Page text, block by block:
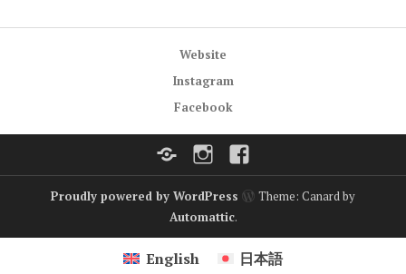
Website
Instagram
Facebook
WebsiteInstagram
Proudly powered by WordPress
Theme: Canard by
Automattic.
English 日本語